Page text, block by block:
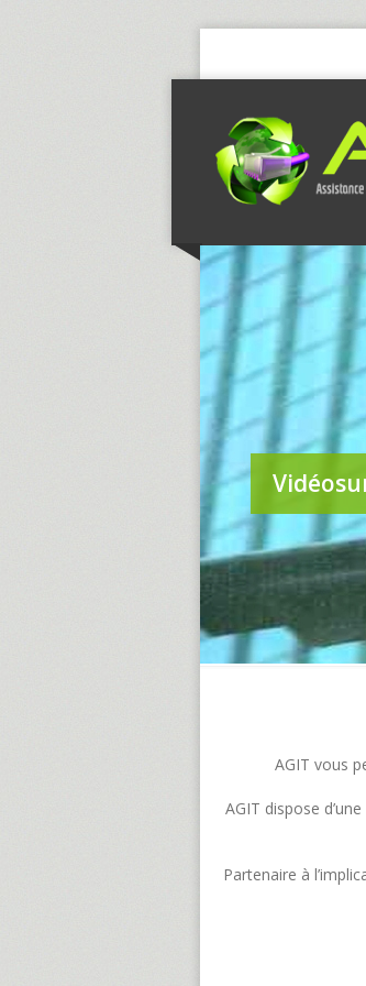
AGIT vous
AGIT dispose
Partenaire à